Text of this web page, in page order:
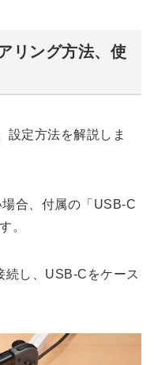
リング方法、使
設定方法を解説しま
合、付属の「USB-C
。
し、USB-Cをケース